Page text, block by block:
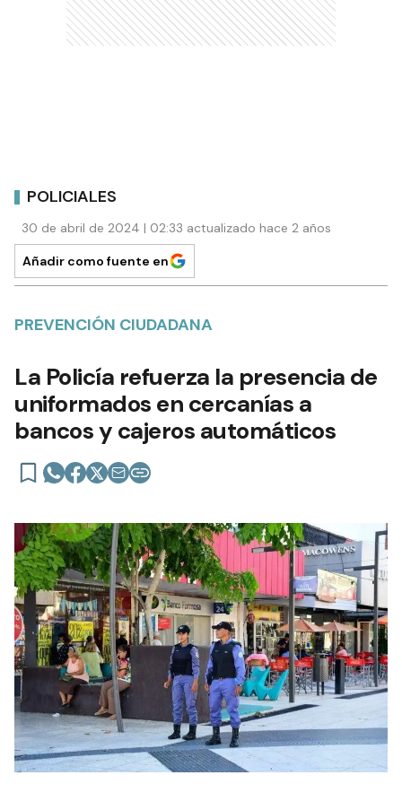
POLICIALES
30 de abril de 2024 | 02:33 actualizado hace 2 años
Añadir como fuente en
PREVENCIÓN CIUDADANA
La Policía refuerza la presencia de
uniformados en cercanías a
bancos y cajeros automáticos